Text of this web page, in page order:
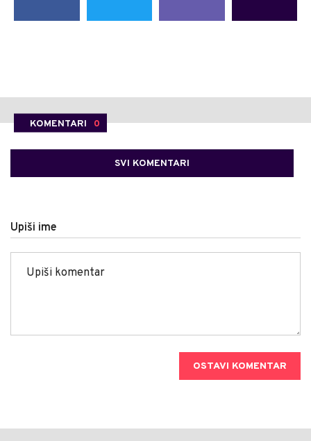
KOMENTARI 0
SVI KOMENTARI
Upiši ime
OSTAVI KOMENTAR